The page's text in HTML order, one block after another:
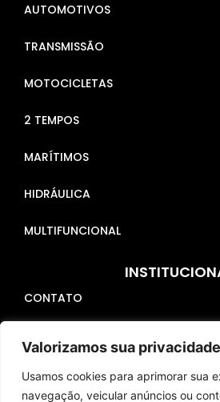
Valorizamos sua privacidade
Usamos cookies para aprimorar sua
navegação, veicular anúncios ou
AUTOMOTIVOS
TRANSMISSÃO
MOTOCICLETAS
2 TEMPOS
MARÍTIMOS
HIDRÁULICA
MULTIFUNCIONAL
CONTATO
POLÍTICA DE PRIVACIDADE